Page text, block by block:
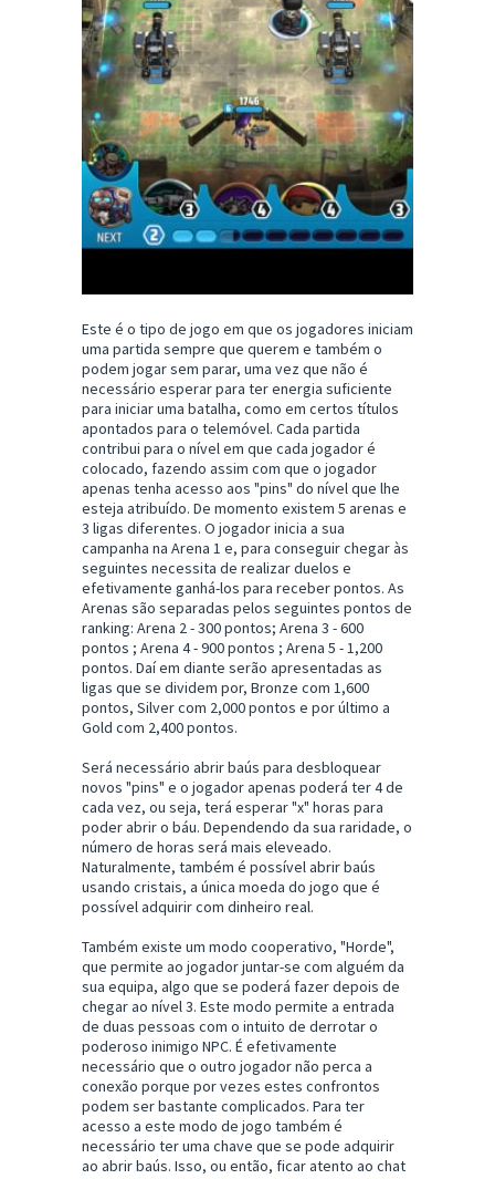
Este é o tipo de jogo em que os jogadores iniciam
uma partida sempre que querem e também o
podem jogar sem parar, uma vez que não é
necessário esperar para ter energia suficiente
para iniciar uma batalha, como em certos títulos
apontados para o telemóvel. Cada partida
contribui para o nível em que cada jogador é
colocado, fazendo assim com que o jogador
apenas tenha acesso aos "pins" do nível que lhe
esteja atribuído. De momento existem 5 arenas e
3 ligas diferentes. O jogador inicia a sua
campanha na Arena 1 e, para conseguir chegar às
seguintes necessita de realizar duelos e
efetivamente ganhá-los para receber pontos. As
Arenas são separadas pelos seguintes pontos de
ranking: Arena 2 - 300 pontos; Arena 3 - 600
pontos ; Arena 4 - 900 pontos ; Arena 5 - 1,200
pontos. Daí em diante serão apresentadas as
ligas que se dividem por, Bronze com 1,600
pontos, Silver com 2,000 pontos e por último a
Gold com 2,400 pontos.
Será necessário abrir baús para desbloquear
novos "pins" e o jogador apenas poderá ter 4 de
cada vez, ou seja, terá esperar "x" horas para
poder abrir o báu. Dependendo da sua raridade, o
número de horas será mais eleveado.
Naturalmente, também é possível abrir baús
usando cristais, a única moeda do jogo que é
possível adquirir com dinheiro real.
Também existe um modo cooperativo, "Horde",
que permite ao jogador juntar-se com alguém da
sua equipa, algo que se poderá fazer depois de
chegar ao nível 3. Este modo permite a entrada
de duas pessoas com o intuito de derrotar o
poderoso inimigo NPC. É efetivamente
necessário que o outro jogador não perca a
conexão porque por vezes estes confrontos
podem ser bastante complicados. Para ter
acesso a este modo de jogo também é
necessário ter uma chave que se pode adquirir
ao abrir baús. Isso, ou então, ficar atento ao chat